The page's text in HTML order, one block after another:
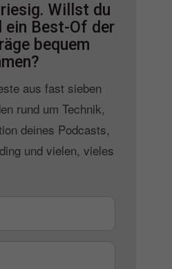
Willst du
ein Best-Of der
bequem
aus fast sieben
rund um Technik,
deines Podcasts,
und vielen, vieles